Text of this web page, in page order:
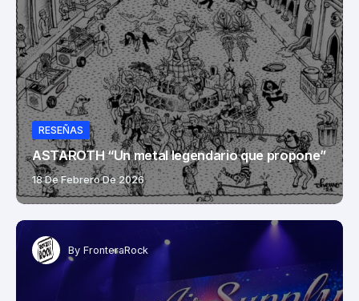
RESEÑAS
ASTAROTH “Un metal legendario que propone”
18 De Febrero De 2026
By FronteraRock